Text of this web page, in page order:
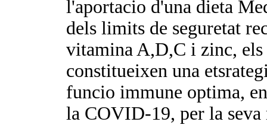
l'aportacio d'una dieta
dels limits de seguretat
vitamina A,D,C i zinc,
constitueixen una
funcio immune optima,
la COVID-19, per la seva